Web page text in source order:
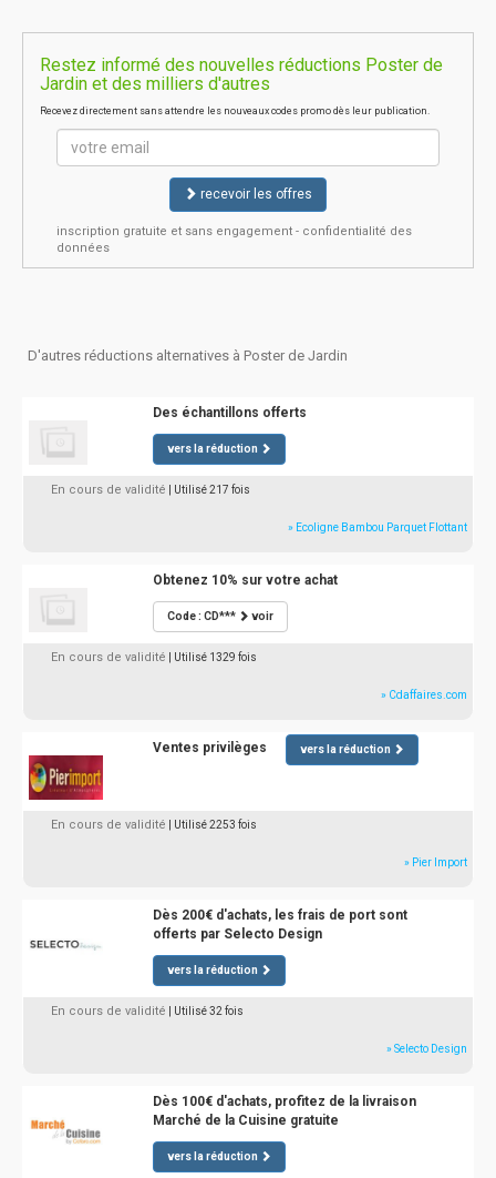
Restez informé des nouvelles réductions Poster de
Jardin et des milliers d'autres
Recevez directement sans attendre les nouveaux codes promo dès leur publication.
recevoir les offres
inscription gratuite et sans engagement - confidentialité des
données
D'autres réductions alternatives à Poster de Jardin
Des échantillons offerts
vers la réduction
En cours de validité | Utilisé 217 fois
» Ecoligne Bambou Parquet Flottant
Obtenez 10% sur votre achat
Code : CD*** voir
En cours de validité | Utilisé 1329 fois
» Cdaffaires.com
Ventes privilèges vers la réduction
En cours de validité | Utilisé 2253 fois
» Pier Import
Dès 200€ d'achats, les frais de port sont
offerts par Selecto Design
vers la réduction
En cours de validité | Utilisé 32 fois
» Selecto Design
Dès 100€ d'achats, profitez de la livraison
Marché de la Cuisine gratuite
vers la réduction